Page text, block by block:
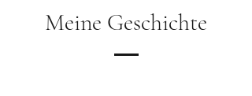
Meine Geschichte